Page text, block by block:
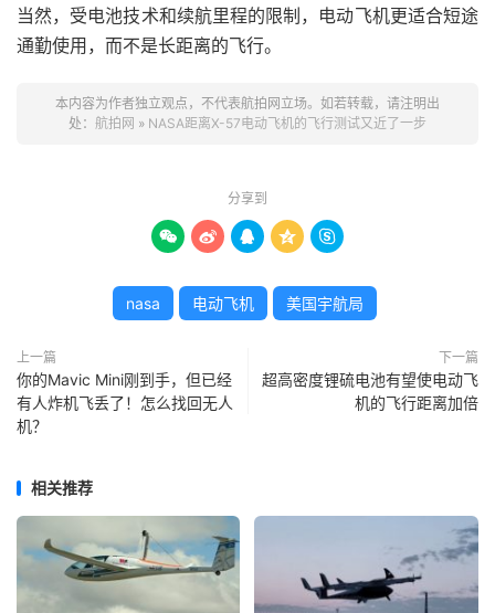
当然，受电池技术和续航里程的限制，电动飞机更适合短途
通勤使用，而不是长距离的飞行。
本内容为作者独立观点，不代表航拍网立场。如若转载，请注明出
处： 航拍网 » NASA距离X-57电动飞机的飞行测试又近了一步
分享到
    
nasa 电动飞机 美国宇航局
上一篇
你的Mavic Mini刚到手，但已经
有人炸机飞丢了！怎么找回无人
机？
下一篇
超高密度锂硫电池有望使电动飞
机的飞行距离加倍
相关推荐